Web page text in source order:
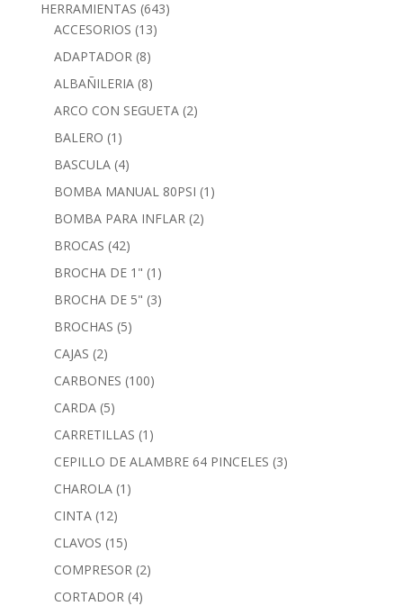
HERRAMIENTAS (643)
ACCESORIOS (13)
ADAPTADOR (8)
ALBAÑILERIA (8)
ARCO CON SEGUETA (2)
BALERO (1)
BASCULA (4)
BOMBA MANUAL 80PSI (1)
BOMBA PARA INFLAR (2)
BROCAS (42)
BROCHA DE 1" (1)
BROCHA DE 5" (3)
BROCHAS (5)
CAJAS (2)
CARBONES (100)
CARDA (5)
CARRETILLAS (1)
CEPILLO DE ALAMBRE 64 PINCELES (3)
CHAROLA (1)
CINTA (12)
CLAVOS (15)
COMPRESOR (2)
CORTADOR (4)